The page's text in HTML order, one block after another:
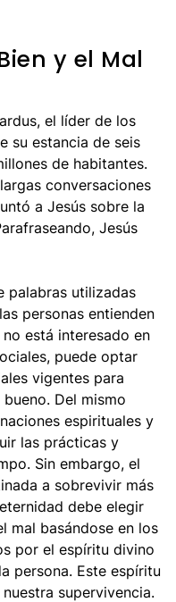
y el Mal
el líder de los
su estancia de seis
de habitantes.
conversaciones
a Jesús sobre la
Jesús
palabras utilizadas
personas entienden
está interesado en
puede optar
vigentes para
Del mismo
espirituales y
las prácticas y
Sin embargo, el
a sobrevivir más
debe elegir
mal basándose en los
por el espíritu divino
persona. Este espíritu
supervivencia.